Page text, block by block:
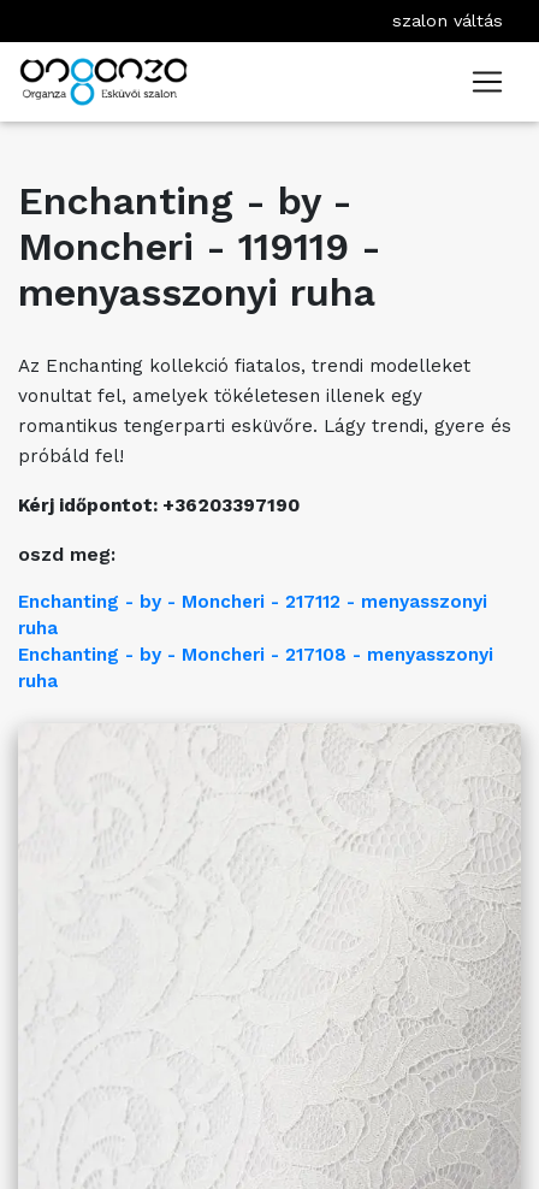
szalon váltás
Enchanting - by -
Moncheri - 119119 -
menyasszonyi ruha
Az Enchanting kollekció fiatalos, trendi modelleket
vonultat fel, amelyek tökéletesen illenek egy
romantikus tengerparti esküvőre. Lágy trendi, gyere és
próbáld fel!
Kérj időpontot: +36203397190
oszd meg:
Enchanting - by - Moncheri - 217112 - menyasszonyi
ruha
Enchanting - by - Moncheri - 217108 - menyasszonyi
ruha